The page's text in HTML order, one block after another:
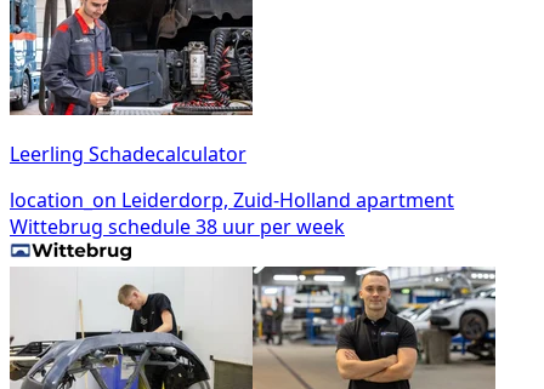
Leerling Schadecalculator
location_on Leiderdorp, Zuid-Holland apartment
Wittebrug schedule38 uur per week